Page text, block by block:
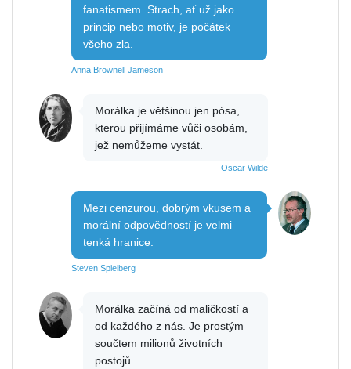
fanatismem. Strach, ať už jako
princip nebo motiv, je počátek
všeho zla.
Anna Brownell Jameson
Morálka je většinou jen pósa,
kterou přijímáme vůči osobám,
jež nemůžeme vystát.
Oscar Wilde
Mezi cenzurou, dobrým vkusem a
morální odpovědností je velmi
tenká hranice.
Steven Spielberg
Morálka začíná od maličkostí a
od každého z nás. Je prostým
součtem milionů životních
postojů.